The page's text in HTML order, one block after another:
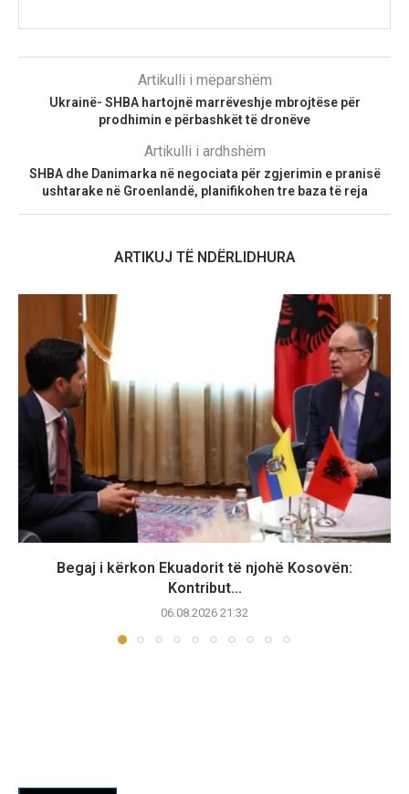
Artikulli i mëparshëm
Ukrainë- SHBA hartojnë marrëveshje mbrojtëse për
prodhimin e përbashkët të dronëve
Artikulli i ardhshëm
SHBA dhe Danimarka në negociata për zgjerimin e pranisë
ushtarake në Groenlandë, planifikohen tre baza të reja
ARTIKUJ TË NDËRLIDHURA
Begaj i kërkon Ekuadorit të njohë Kosovën:
Kontribut...
06.08.2026 21:32